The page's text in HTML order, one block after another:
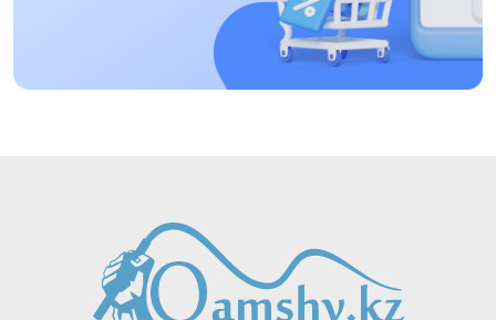
Abzal Dostıar: Dýman Muhametkárimdi Almaty
túrmesine aýystyrýy múmkin
16:15, 27 Shilde 2026
Eńbek adamyna kórsetilgen qurmet: Almaty
oblysynyń ákimi komýnaldyq qyzmetkerlermen